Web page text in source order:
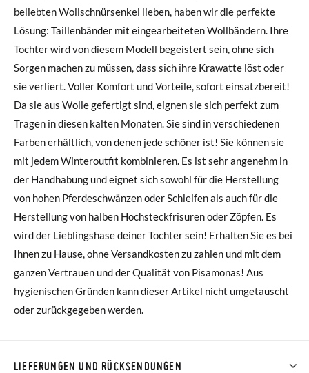
beliebten Wollschnürsenkel lieben, haben wir die perfekte
Lösung: Taillenbänder mit eingearbeiteten Wollbändern. Ihre
Tochter wird von diesem Modell begeistert sein, ohne sich
Sorgen machen zu müssen, dass sich ihre Krawatte löst oder
sie verliert. Voller Komfort und Vorteile, sofort einsatzbereit!
Da sie aus Wolle gefertigt sind, eignen sie sich perfekt zum
Tragen in diesen kalten Monaten. Sie sind in verschiedenen
Farben erhältlich, von denen jede schöner ist! Sie können sie
mit jedem Winteroutfit kombinieren. Es ist sehr angenehm in
der Handhabung und eignet sich sowohl für die Herstellung
von hohen Pferdeschwänzen oder Schleifen als auch für die
Herstellung von halben Hochsteckfrisuren oder Zöpfen. Es
wird der Lieblingshase deiner Tochter sein! Erhalten Sie es bei
Ihnen zu Hause, ohne Versandkosten zu zahlen und mit dem
ganzen Vertrauen und der Qualität von Pisamonas! Aus
hygienischen Gründen kann dieser Artikel nicht umgetauscht
oder zurückgegeben werden.
LIEFERUNGEN UND RÜCKSENDUNGEN